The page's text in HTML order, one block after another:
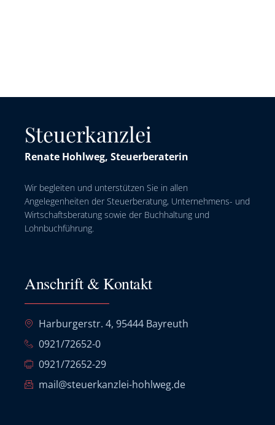
Steuerkanzlei
Renate Hohlweg, Steuerberaterin
Wir begleiten und unterstützen Sie in allen
Angelegenheiten der Steuerberatung, Unternehmens- und
Wirtschaftsberatung sowie der Buchhaltung und
Lohnbuchführung.
Anschrift & Kontakt
Harburgerstr. 4, 95444 Bayreuth
0921/72652-0
0921/72652-29
mail@steuerkanzlei-hohlweg.de